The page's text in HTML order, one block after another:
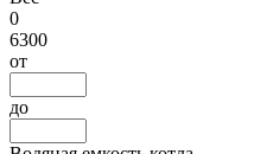
0
6300
от
до